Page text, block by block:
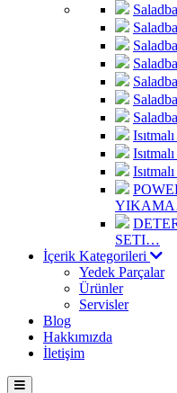
SETI…
İçerik Kategorileri
Yedek Parçalar
Ürünler
Servisler
Blog
Hakkımızda
İletişim